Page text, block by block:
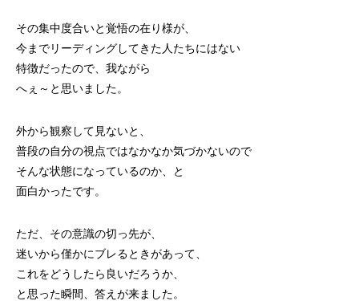
その集中度合いと覚悟の在り様が、
今までリーディングしてきた人たちにはない
特徴だったので、我ながら
へぇ～と思いました。
外から観察して見ないと、
普段の自分の視点ではなかなか気づかないので
そんな状態になっているのか、と
面白かったです。
ただ、その意識の切っ先が、
迷いから僅かにブレるときがあって、
これをどうしたら良いだろうか、
と思った瞬間、答えが来ました。